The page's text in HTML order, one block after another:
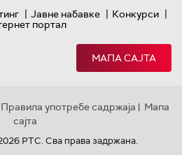
| Јавне набавке | Конкурси |
портал
МАПА САЈТА
Правила употребе садржаја | Мапа
сајта
РТС. Сва права задржана.